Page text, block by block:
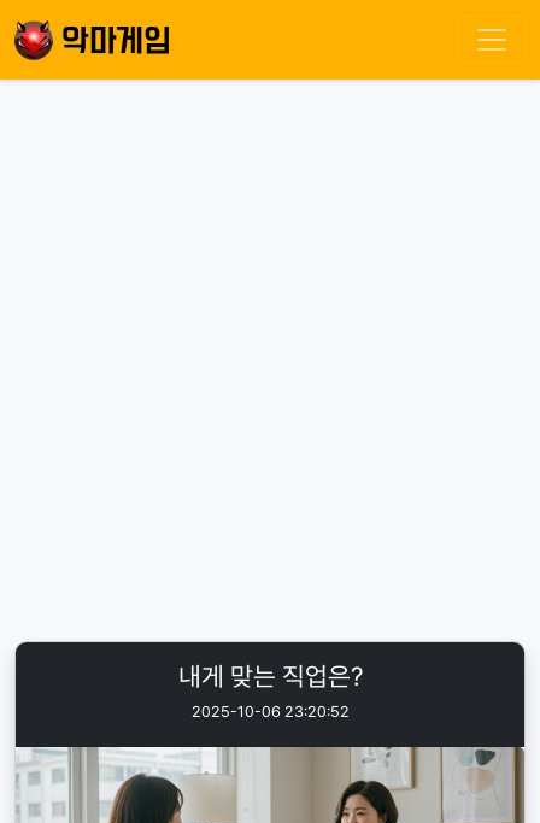
내게 맞는 직업은?
2025-10-06 23:20:52